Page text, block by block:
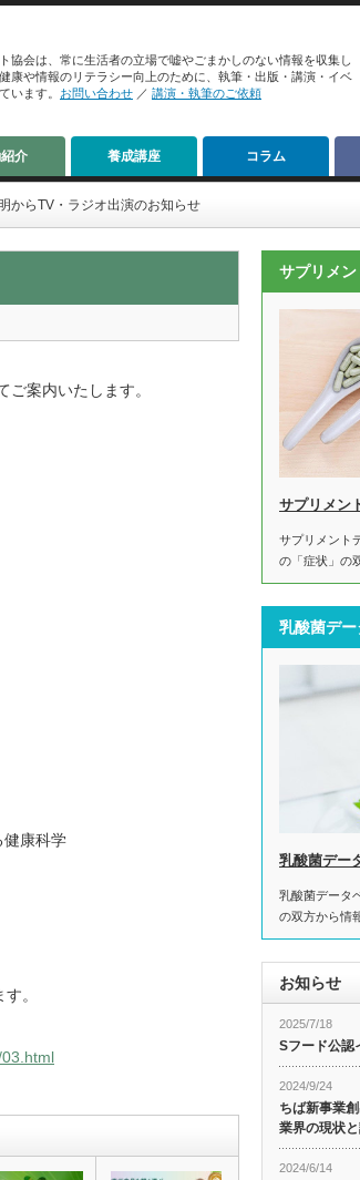
協会は、常に生活者の立場で嘘やごまかしのない情報を収集し
康や情報のリテラシー向上のために、執筆・出版・講演・イベ
います。 お問い合わせ ／ 講演・執筆のご依頼
介 養成講座 コラム
からTV・ラジオ出演のお知らせ
案内いたします。
健康科学
。
サプリメ
サプリメン
サプリメント
の「症状」の
乳酸菌デ
乳酸菌デー
乳酸菌データ
の双方から情
お知らせ
2025/7/18
Sフード公認
2024/9/24
ちば新事業
業界の現状
2024/6/14